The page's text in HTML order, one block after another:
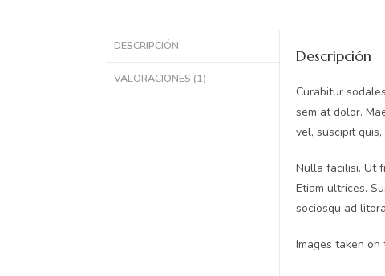
DESCRIPCIÓN
VALORACIONES (1)
Descripción
Curabitur
sem at dolor.
vel, suscipit
Nulla facilisi. Ut
Etiam ultrices.
sociosqu ad
Images taken on